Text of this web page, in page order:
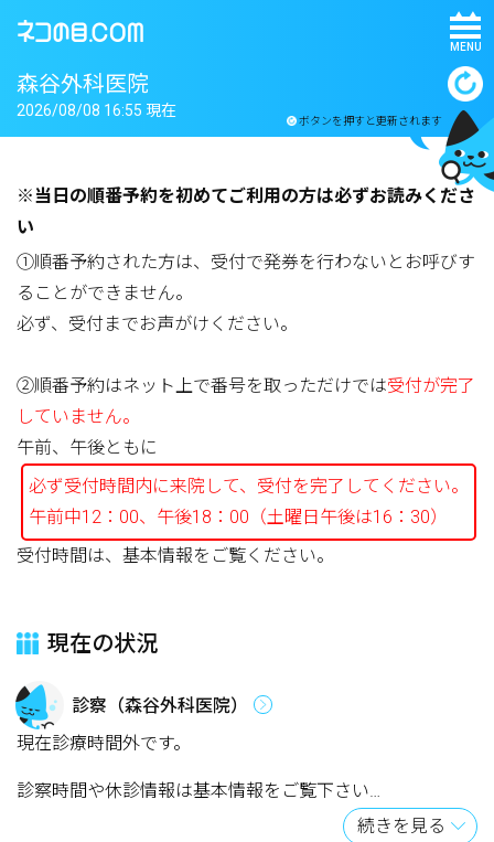
MENU
森谷外科医院
ボタンを押すと更新されます
2026/08/08 16:55 現在
※当日の順番予約を初めてご利用の方は必ずお読みくださ
い
①順番予約された方は、受付で発券を行わないとお呼びす
ることができません。
必ず、受付までお声がけください。
②順番予約はネット上で番号を取っただけでは受付が完了
していません。
午前、午後ともに
必ず受付時間内に来院して、受付を完了してください。
午前中12：00、午後18：00（土曜日午後は16：30）
受付時間は、基本情報をご覧ください。
現在の状況
診察（森谷外科医院）
現在診療時間外です。
診察時間や休診情報は基本情報をご覧下さい
続きを見る